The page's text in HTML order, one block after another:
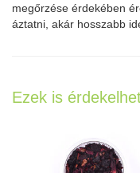
megőrzése érdekében
áztatni, akár hosszabb
Ezek is